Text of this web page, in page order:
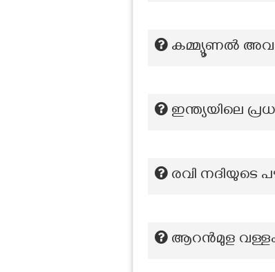
കമ്മ്യൂണൽ
ഇന്ത്യയിലെ
രവി നദിയുടെ
ആറൻമുള